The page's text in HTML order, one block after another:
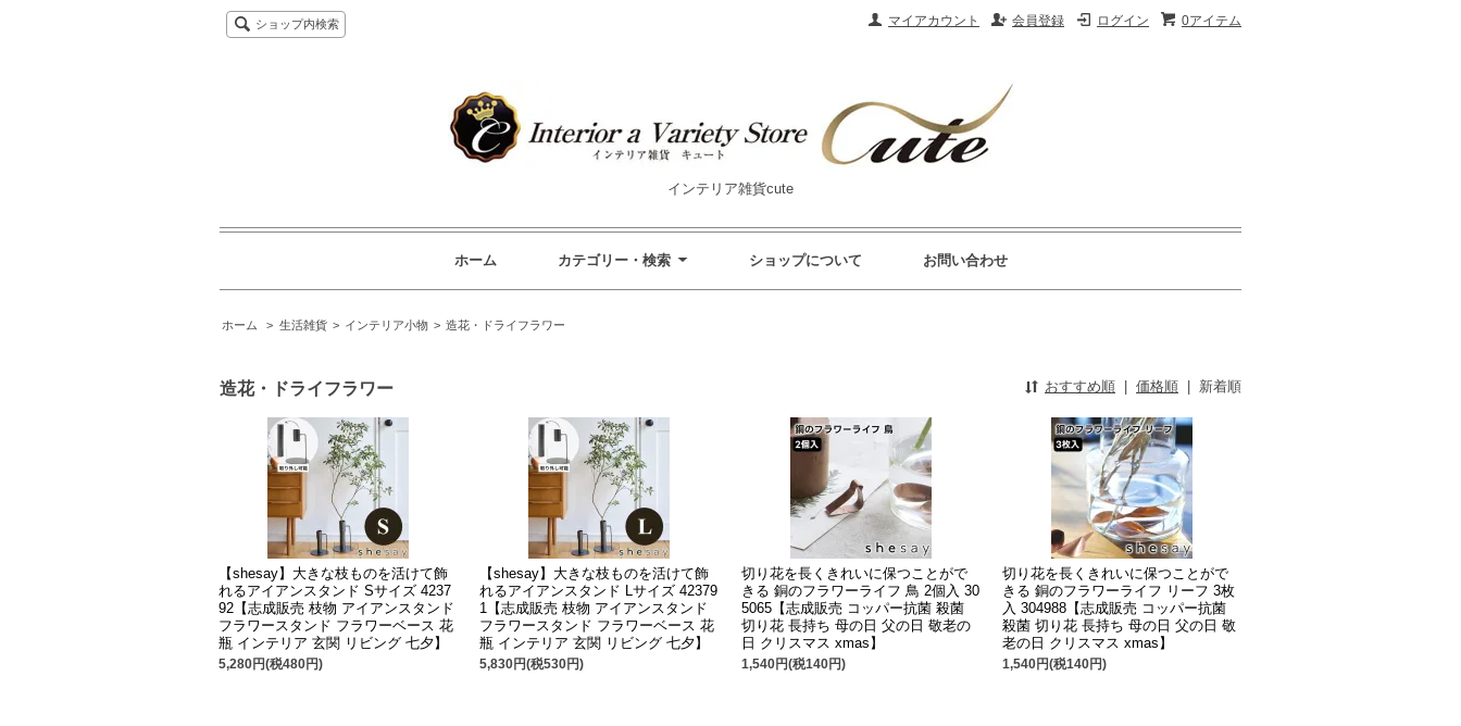
0アイテム
ログイン
会員登録
マイアカウント
ショップ内検索
インテリア雑貨cute
ホーム カテゴリー・検索 ショップについて お問い合わせ
ホーム > 生活雑貨 > インテリア小物 > 造花・ドライフラワー
造花・ドライフラワー おすすめ順 | 価格順 | 新着順
【shesay】大きな枝ものを活けて飾
れるアイアンスタンド Sサイズ 4237
92【志成販売 枝物 アイアンスタンド
フラワースタンド フラワーベース 花
瓶 インテリア 玄関 リビング 七夕】
5,280円(税480円)
【shesay】大きな枝ものを活けて飾
れるアイアンスタンド Lサイズ 42379
1【志成販売 枝物 アイアンスタンド
フラワースタンド フラワーベース 花
瓶 インテリア 玄関 リビング 七夕】
5,830円(税530円)
切り花を長くきれいに保つことがで
きる 銅のフラワーライフ 鳥 2個入 30
5065【志成販売 コッパー抗菌 殺菌
切り花 長持ち 母の日 父の日 敬老の
日 クリスマス xmas】
1,540円(税140円)
切り花を長くきれいに保つことがで
きる 銅のフラワーライフ リーフ 3枚
入 304988【志成販売 コッパー抗菌
殺菌 切り花 長持ち 母の日 父の日 敬
老の日 クリスマス xmas】
1,540円(税140円)